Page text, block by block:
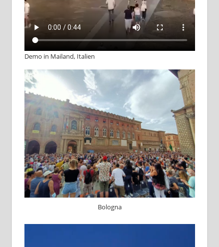
Demo in Mailand, Italien
Bologna